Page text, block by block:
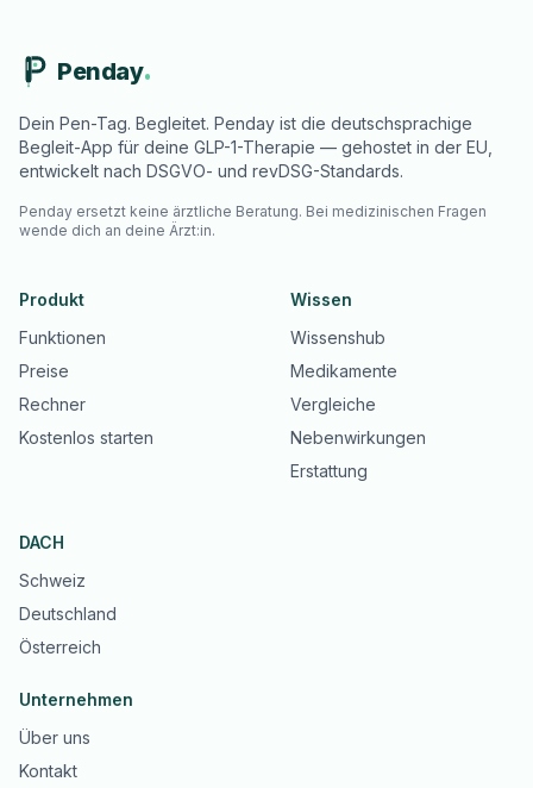
Penday
Dein Pen-Tag. Begleitet. Penday ist die deutschsprachige
Begleit-App für deine GLP-1-Therapie — gehostet in der EU,
entwickelt nach DSGVO- und revDSG-Standards.
Penday ersetzt keine ärztliche Beratung. Bei medizinischen Fragen
wende dich an deine Ärzt:in.
Produkt
Funktionen
Preise
Rechner
Kostenlos starten
Wissen
Wissenshub
Medikamente
Vergleiche
Nebenwirkungen
Erstattung
DACH
Schweiz
Deutschland
Österreich
Unternehmen
Über uns
Kontakt